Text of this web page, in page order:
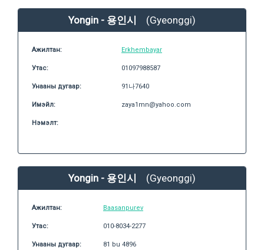
Yongin - 용인시 (Gyeonggi)
Ажилтан: Erkhembayar
Утас: 01097988587
Унааны дугаар: 91나7640
Имэйл: zaya1mn@yahoo.com
Нэмэлт:
Yongin - 용인시 (Gyeonggi)
Ажилтан: Baasanpurev
Утас: 010-8034-2277
Унааны дугаар: 81 bu 4896